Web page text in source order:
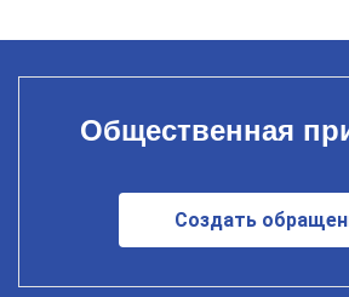
Общественная
Создать